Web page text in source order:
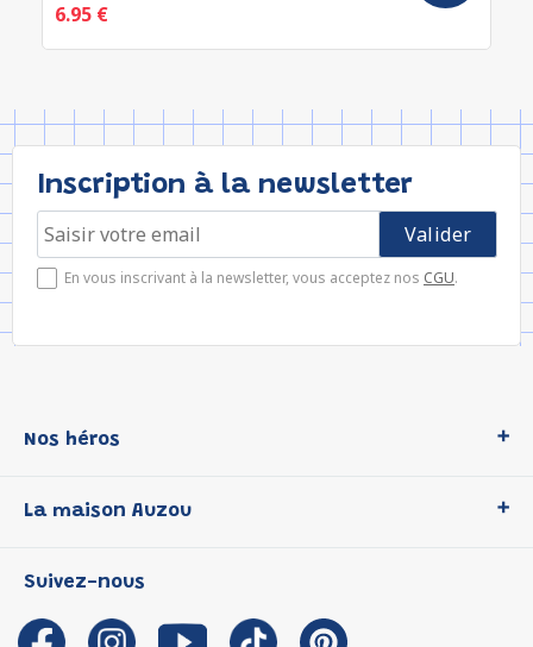
6.95 €
Inscription à la newsletter
En vous inscrivant à la newsletter, vous acceptez nos CGU.
Nos héros
P'tit Loup
Les Influenceuses
Migali
La maison Auzou
Notre histoire
Auzou s'engage
Suivez-nous